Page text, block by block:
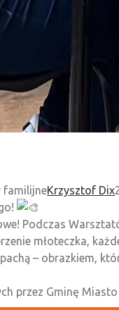
familijneKrzysztof Dix
Podczas
młoteczka,
– obrazkiem,
przez Gminę